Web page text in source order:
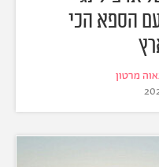
הספא הכי
מרטון